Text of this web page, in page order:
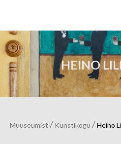
HEINO
Muuseumist / Kunstikogu /Heino